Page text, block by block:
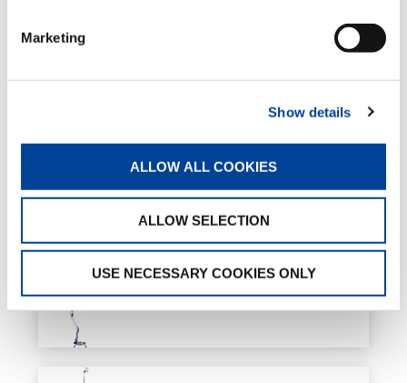
Marketing
Show details
ALLOW ALL COOKIES
ALLOW SELECTION
USE NECESSARY COOKIES ONLY
SELF-PROPELLED AERIAL WORK
Octoplus 21